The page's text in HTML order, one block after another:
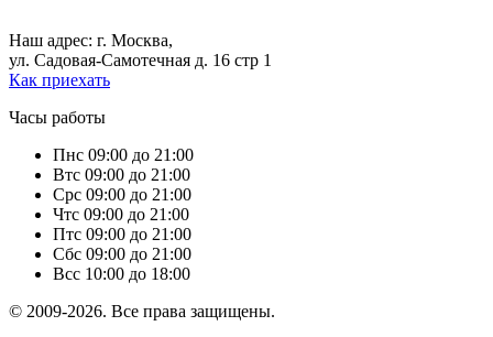
Наш адрес: г. Москва,
ул. Садовая-Самотечная д. 16 стр 1
Как приехать
Часы работы
Пнс 09:00 до 21:00
Втс 09:00 до 21:00
Срс 09:00 до 21:00
Чтс 09:00 до 21:00
Птс 09:00 до 21:00
Сбс 09:00 до 21:00
Всс 10:00 до 18:00
© 2009-2026. Все права защищены.